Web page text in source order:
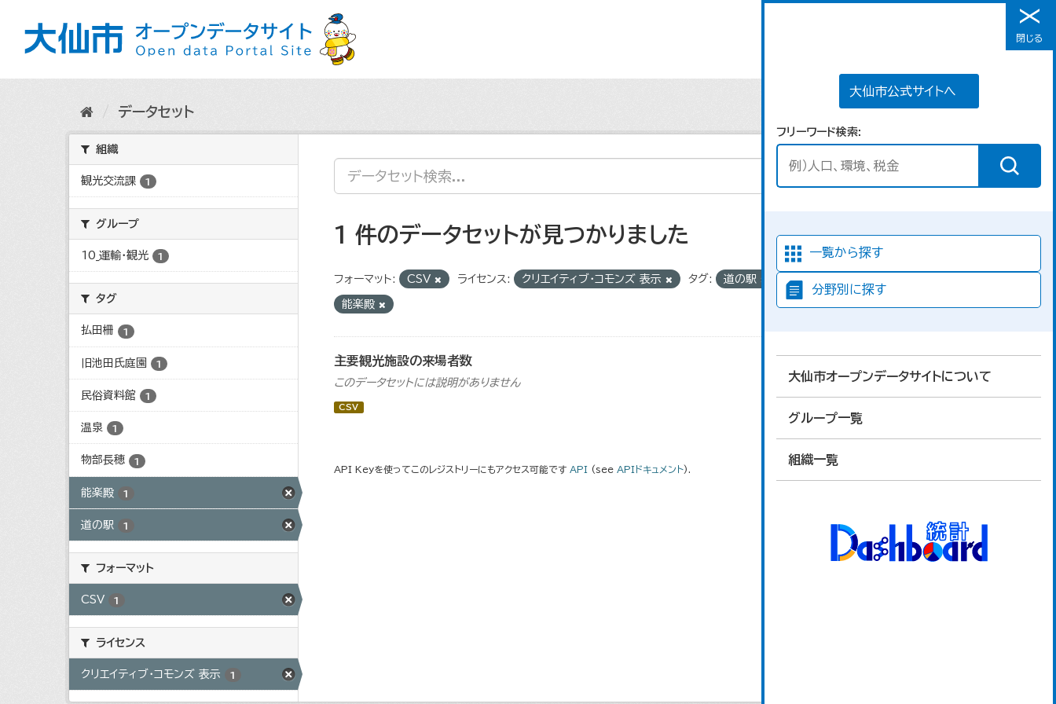
メニュー
大仙市公式サイトへ
フリーワード検索
一覧から探す
分野別に探す
大仙市オープンデータサイトについて
グループ一覧
組織一覧
閉じる
データセット
組織
観光交流課 1
グループ
10_運輸・観光 1
タグ
払田柵 1
旧池田氏庭園 1
民俗資料館 1
温泉 1
物部長穂 1
能楽殿 1
道の駅 1
フォーマット
CSV 1
ライセンス
クリエイティブ・コモンズ 表示 1
1 件のデータセットが見つかりました
フォーマット: CSV ライセンス: クリエイティブ・コモンズ 表示 タグ: 道の駅
能楽殿
主要観光施設の来場者数
このデータセットには説明がありません
CSV
API Keyを使ってこのレジストリーにもアクセス可能です API (see APIドキュメント).